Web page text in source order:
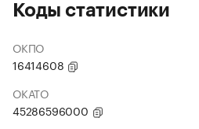
Коды статистики
ОКПО
16414608
ОКАТО
45286596000